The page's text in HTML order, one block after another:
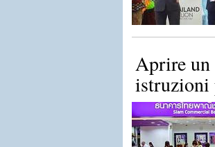
Aprire un
istruzioni